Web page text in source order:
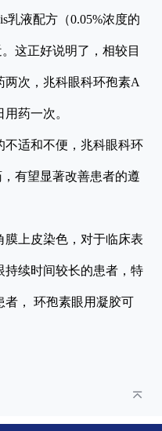
乳液配方（0.05%浓度的
这正好说明了，相较目
两次，兆科眼科环孢素A
药一次。
不适和不便，兆科眼科环
有望显著改善患者的遵
上皮染色，对于临床表
持续时间较长的患者，特
者， 环孢素眼用凝胶可